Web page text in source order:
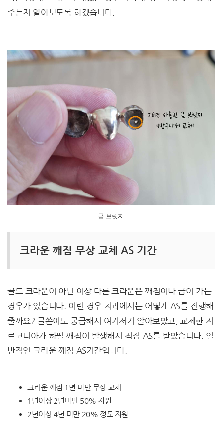
주는지 알아보도록 하겠습니다.
금 브릿지
크라운 깨짐 무상 교체 AS 기간
골드 크라운이 아닌 이상 다른 크라운은 깨짐이나 금이 가는
경우가 있습니다. 이런 경우 치과에서는 어떻게 AS를 진행해
줄까요? 글쓴이도 궁금해서 여기저기 알아보았고, 교체한 지
르코니아가 하필 깨짐이 발생해서 직접 AS를 받았습니다. 일
반적인 크라운 깨짐 AS기간입니다.
크라운 깨짐 1년 미만 무상 교체
1년이상 2년미만 50% 지원
2년이상 4년 미만 20% 정도 지원